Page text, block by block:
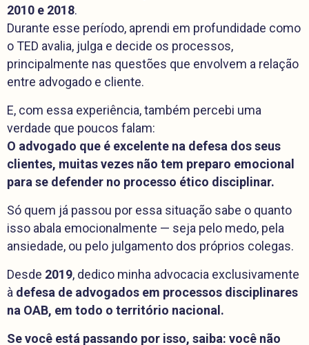
2010 e 2018.
Durante esse período, aprendi em profundidade como
o TED avalia, julga e decide os processos,
principalmente nas questões que envolvem a relação
entre advogado e cliente.
E, com essa experiência, também percebi uma
verdade que poucos falam:
O advogado que é excelente na defesa dos seus
clientes, muitas vezes não tem preparo emocional
para se defender no processo ético disciplinar.
Só quem já passou por essa situação sabe o quanto
isso abala emocionalmente — seja pelo medo, pela
ansiedade, ou pelo julgamento dos próprios colegas.
Desde 2019, dedico minha advocacia exclusivamente
à defesa de advogados em processos disciplinares
na OAB, em todo o território nacional.
Se você está passando por isso, saiba: você não